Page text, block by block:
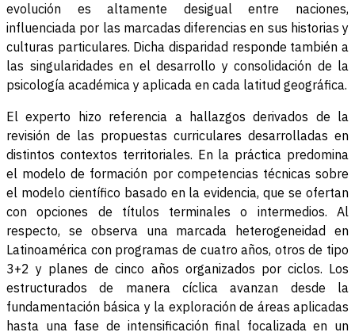
evolución es altamente desigual entre naciones,
influenciada por las marcadas diferencias en sus historias y
culturas particulares. Dicha disparidad responde también a
las singularidades en el desarrollo y consolidación de la
psicología académica y aplicada en cada latitud geográfica.
El experto hizo referencia a hallazgos derivados de la
revisión de las propuestas curriculares desarrolladas en
distintos contextos territoriales. En la práctica predomina
el modelo de formación por competencias técnicas sobre
el modelo científico basado en la evidencia, que se ofertan
con opciones de títulos terminales o intermedios. Al
respecto, se observa una marcada heterogeneidad en
Latinoamérica con programas de cuatro años, otros de tipo
3+2 y planes de cinco años organizados por ciclos. Los
estructurados de manera cíclica avanzan desde la
fundamentación básica y la exploración de áreas aplicadas
hasta una fase de intensificación final focalizada en un